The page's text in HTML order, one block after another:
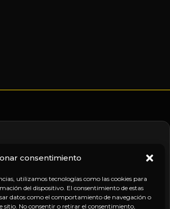
consentimiento
utilizamos tecnologías como las cookies para
del dispositivo. El consentimiento de estas
datos como el comportamiento de navegación o
sitio. No consentir o retirar el consentimiento,